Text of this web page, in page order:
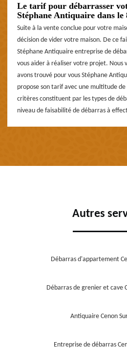
Le tarif pour débarrasser
Stéphane Antiquaire dans le
Suite à la vente conclue pour votre
décision de vider votre maison. De ce
Stéphane Antiquaire entreprise de
vous aider à réaliser votre projet. Nous
avons trouvé pour vous Stéphane
propose son tarif avec une multitude
critères constituent par les types de
niveau de faisabilité de débarras à
Autres
Débarras d'appartement
Débarras de grenier et cave
Antiquaire Cenon
Entreprise de débarras